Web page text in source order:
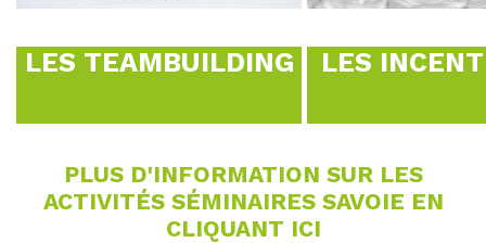
LES TEAMBUILDING LES
PLUS D'INFORMATION SUR LES
ACTIVITÉS SÉMINAIRES SAVOIE EN
CLIQUANT ICI